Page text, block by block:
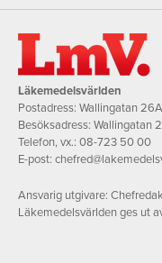
Läkemedelsvärlden
Postadress: Wallingatan
Besöksadress: Wallingatan
Telefon, vx.: 08-723 50 00
E-post:
Ansvarig utgivare:
Läkemedelsvärlden ges ut